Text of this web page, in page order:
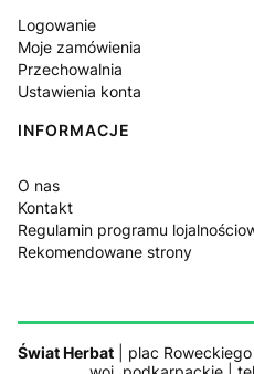
Logowanie
Moje zamówienia
Przechowalnia
Ustawienia konta
INFORMACJE
O nas
Kontakt
Regulamin programu
Rekomendowane strony
Świat Herbat | plac